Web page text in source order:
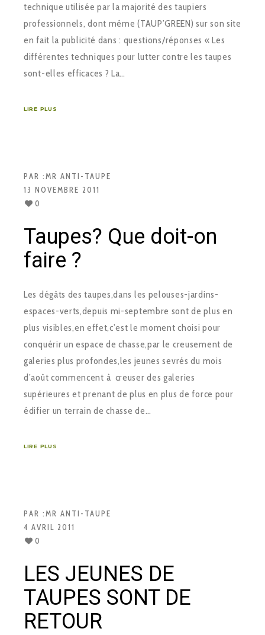
technique utilisée par la majorité des taupiers
professionnels, dont même (TAUP’GREEN) sur son site
en fait la publicité dans : questions/réponses « Les
différentes techniques pour lutter contre les taupes
sont-elles efficaces ? La…
LIRE PLUS
PAR :MR ANTI-TAUPE
13 NOVEMBRE 2011
0
Taupes? Que doit-on
faire ?
Les dégâts des taupes,dans les pelouses-jardins-
espaces-verts,depuis mi-septembre sont de plus en
plus visibles,en effet,c’est le moment choisi pour
conquérir un espace de chasse,par le creusement de
galeries plus profondes,les jeunes sevrés du mois
d’août commencent à creuser des galeries
supérieures et prenant de plus en plus de force pour
édifier un terrain de chasse de…
LIRE PLUS
PAR :MR ANTI-TAUPE
4 AVRIL 2011
0
LES JEUNES DE
TAUPES SONT DE
RETOUR